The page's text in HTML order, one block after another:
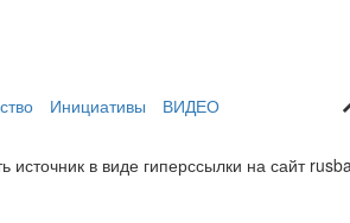
Инициативы ВИДЕО
в виде гиперссылки на сайт